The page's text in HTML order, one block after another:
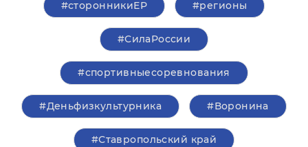
#сторонникиЕР #регионы
#СилаРоссии
#спортивныесоревнования
#Деньфизкультурника #Воронина
#Ставропольский край